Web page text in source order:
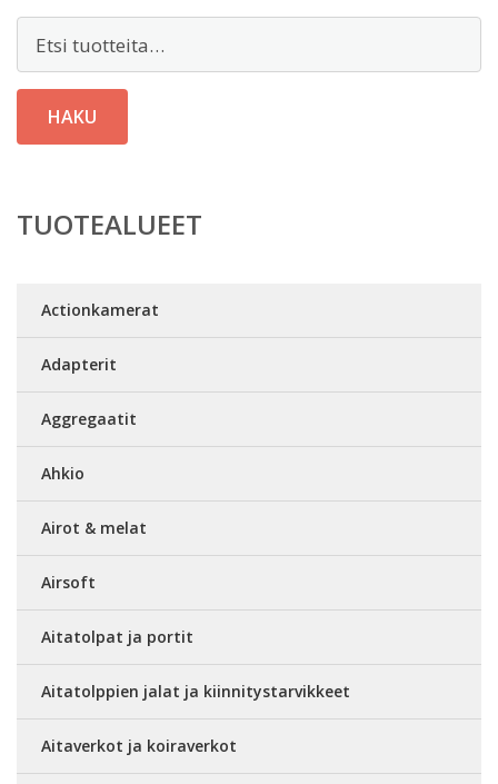
HAKU
TUOTEALUEET
Actionkamerat
Adapterit
Aggregaatit
Ahkio
Airot & melat
Airsoft
Aitatolpat ja portit
Aitatolppien jalat ja kiinnitystarvikkeet
Aitaverkot ja koiraverkot